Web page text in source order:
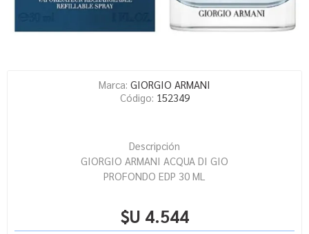
Marca: GIORGIO ARMANI
Código: 152349
Descripción
GIORGIO ARMANI ACQUA DI GIO
PROFONDO EDP 30 ML
$U 4.544